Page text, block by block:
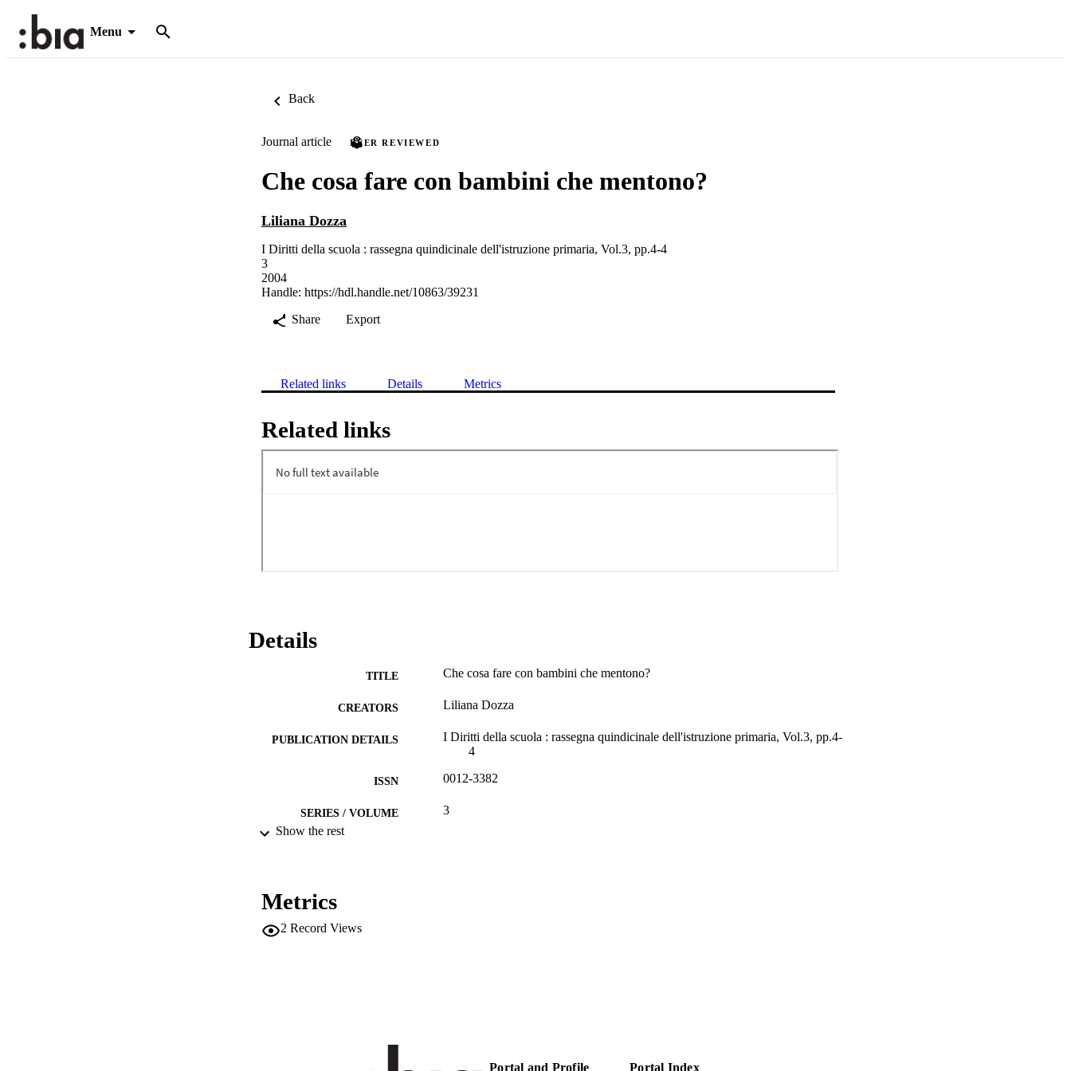
Menu
Back
Journal article PEER REVIEWED
Che cosa fare con bambini che mentono?
Liliana Dozza
I Diritti della scuola : rassegna quindicinale dell'istruzione primaria, Vol.3, pp.4-4
3
2004
Handle: https://hdl.handle.net/10863/39231
Share
Export
Related links Details Metrics
Related links
Details
TITLE Che cosa fare con bambini che mentono?
CREATORS Liliana Dozza
PUBLICATION DETAILS
I Diritti della scuola : rassegna quindicinale dell'istruzione primaria, Vol.3, pp.4-
4
ISSN 0012-3382
SERIES / VOLUME 3
IDENTIFIERS
RESOURCE TYPE
Show the rest
Metrics
2 Record Views
Portal and Profile Portal Index